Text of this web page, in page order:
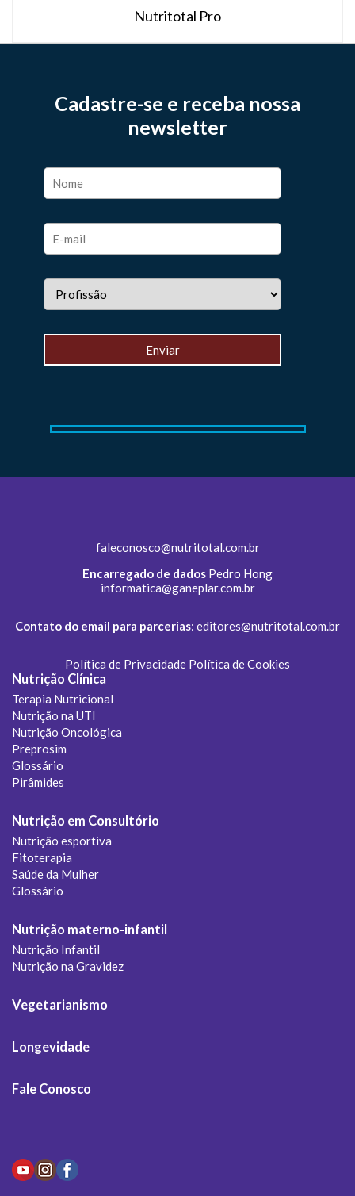
Nutritotal Pro
Cadastre-se e receba nossa
newsletter
faleconosco@nutritotal.com.br
Encarregado de dados Pedro Hong
informatica@ganeplar.com.br
Contato do email para parcerias: editores@nutritotal.com.br
Política de Privacidade Política de Cookies
Nutrição Clínica
Terapia Nutricional
Nutrição na UTI
Nutrição Oncológica
Preprosim
Glossário
Pirâmides
Nutrição em Consultório
Nutrição esportiva
Fitoterapia
Saúde da Mulher
Glossário
Nutrição materno-infantil
Nutrição Infantil
Nutrição na Gravidez
Vegetarianismo
Longevidade
Fale Conosco